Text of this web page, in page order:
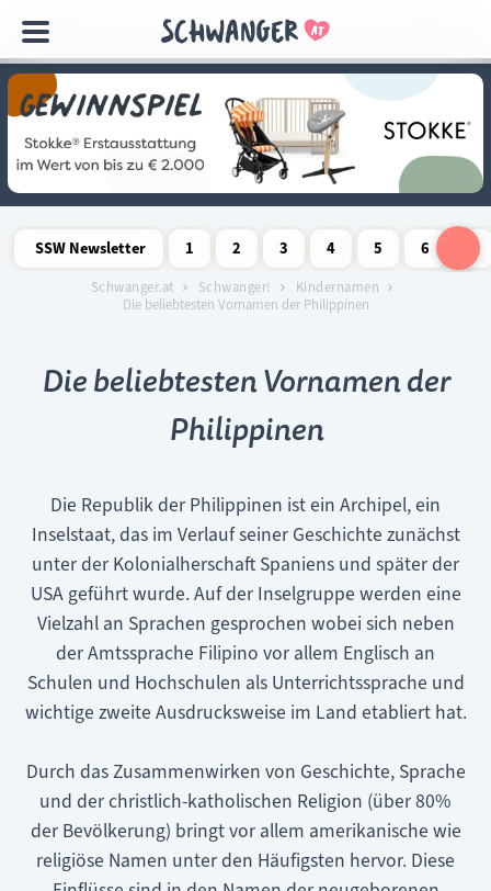
überspringen
SSW Newsletter
1
Schwangerschaftswoche
2
Schwangerschaftswoche
3
Schwangerschaftswoche
4
Schwangerschaftswoche
5
Schwangerschaftswoche
6
Schwanger.at Schwanger!
Kindernamen
Die beliebtesten Vornamen der Philippinen
Die beliebtesten Vornamen der
Philippinen
Die Republik der Philippinen ist ein Archipel, ein
Inselstaat, das im Verlauf seiner Geschichte zunächst
unter der Kolonialherschaft Spaniens und später der
USA geführt wurde. Auf der Inselgruppe werden eine
Vielzahl an Sprachen gesprochen wobei sich neben
der Amtssprache Filipino vor allem Englisch an
Schulen und Hochschulen als Unterrichtssprache und
wichtige zweite Ausdrucksweise im Land etabliert hat.
Durch das Zusammenwirken von Geschichte, Sprache
und der christlich-katholischen Religion (über 80%
der Bevölkerung) bringt vor allem amerikanische wie
religiöse Namen unter den Häufigsten hervor. Diese